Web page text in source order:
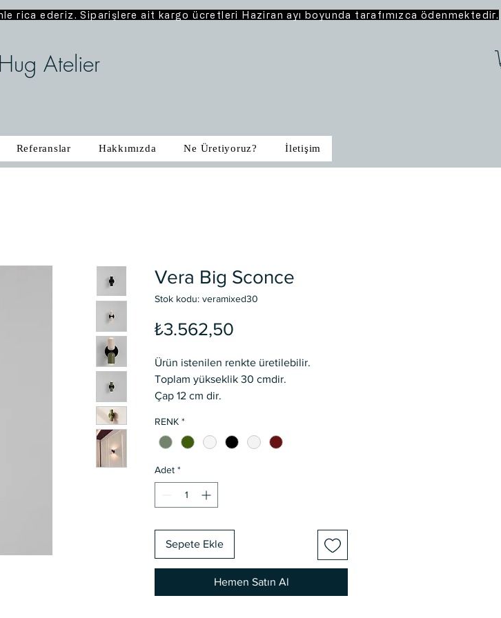
rica ederiz. Siparişlere ait kargo ücretleri Haziran ayı boyunda tarafımızca ödenmektedir.
Hug Atelier
Referanslar Hakkımızda Ne Üretiyoruz? İletişim
Vera Big Sconce
Stok kodu: veramixed30
₺3.562,50
Ürün istenilen renkte üretilebilir.
Toplam yükseklik 30 cmdir.
Çap 12 cm dir.
Proje bazlı alımlar için iletişim
kurulmasını rica ederiz.
RENK *
Adet *
Sepete Ekle
Hemen Satın Al